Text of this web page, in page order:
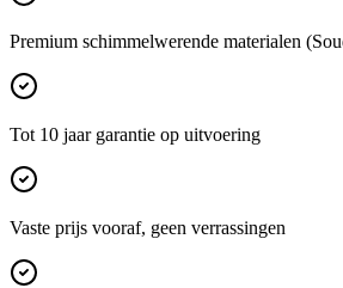
Premium schimmelwerende materialen
Tot 10 jaar garantie op uitvoering
Vaste prijs vooraf, geen verrassingen